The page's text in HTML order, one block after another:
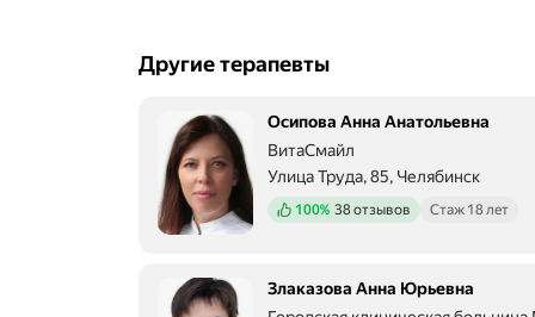
Другие терапевты
Осипова Анна Анатольевна
ВитаСмайл
Улица Труда, 85, Челябинск
Положительных отзывов
100% 38 отзывов Стаж 18 лет
Злаказова Анна Юрьевна